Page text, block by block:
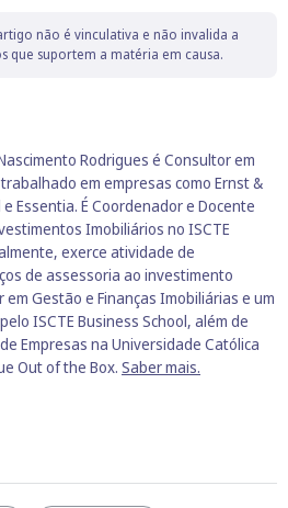
não é vinculativa e não invalida a
que suportem a matéria em causa.
Rodrigues é Consultor em
em empresas como Ernst &
Essentia. É Coordenador e Docente
Imobiliários no ISCTE
exerce atividade de
de assessoria ao investimento
Gestão e Finanças Imobiliárias e um
ISCTE Business School, além de
Empresas na Universidade Católica
Out of the Box. Saber mais.